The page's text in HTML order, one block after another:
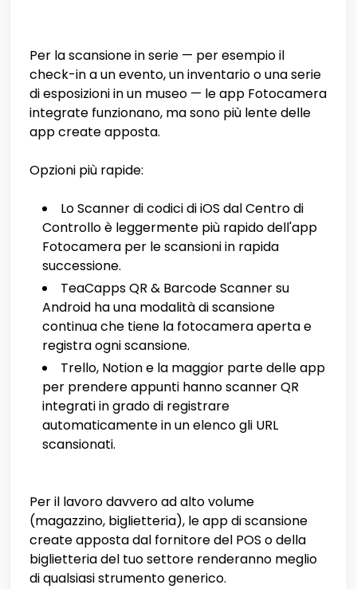
Per la scansione in serie — per esempio il
check-in a un evento, un inventario o una serie
di esposizioni in un museo — le app Fotocamera
integrate funzionano, ma sono più lente delle
app create apposta.
Opzioni più rapide:
Lo Scanner di codici di iOS dal Centro di
Controllo è leggermente più rapido dell'app
Fotocamera per le scansioni in rapida
successione.
TeaCapps QR & Barcode Scanner su
Android ha una modalità di scansione
continua che tiene la fotocamera aperta e
registra ogni scansione.
Trello, Notion e la maggior parte delle app
per prendere appunti hanno scanner QR
integrati in grado di registrare
automaticamente in un elenco gli URL
scansionati.
Per il lavoro davvero ad alto volume
(magazzino, biglietteria), le app di scansione
create apposta dal fornitore del POS o della
biglietteria del tuo settore renderanno meglio
di qualsiasi strumento generico.